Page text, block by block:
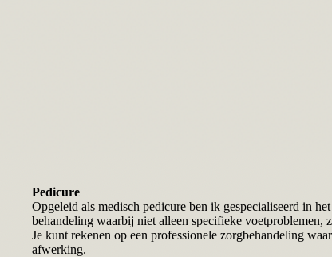
Pedicure
Opgeleid als medisch pedicure ben ik gespecialiseerd in
behandeling waarbij niet alleen specifieke
Je kunt rekenen op een professionele zorgbehandeling
afwerking.